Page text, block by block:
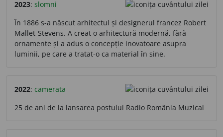
2023: slomni
În 1886 s-a născut arhitectul și designerul francez Robert
Mallet-Stevens. A creat o arhitectură modernă, fără
ornamente și a adus o concepție inovatoare asupra
luminii, pe care a tratat-o ca material în sine.
2022: camerata
25 de ani de la lansarea postului Radio România Muzical